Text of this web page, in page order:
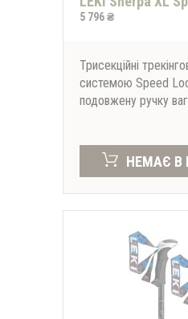
5 796 ₴
Трисекційні
системою Speed
подовжену ручку
НЕМАЄ В